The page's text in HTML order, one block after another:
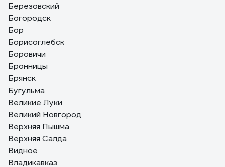
Березовский
Богородск
Бор
Борисоглебск
Боровичи
Бронницы
Брянск
Бугульма
Великие Луки
Великий Новгород
Верхняя Пышма
Верхняя Салда
Видное
Владикавказ